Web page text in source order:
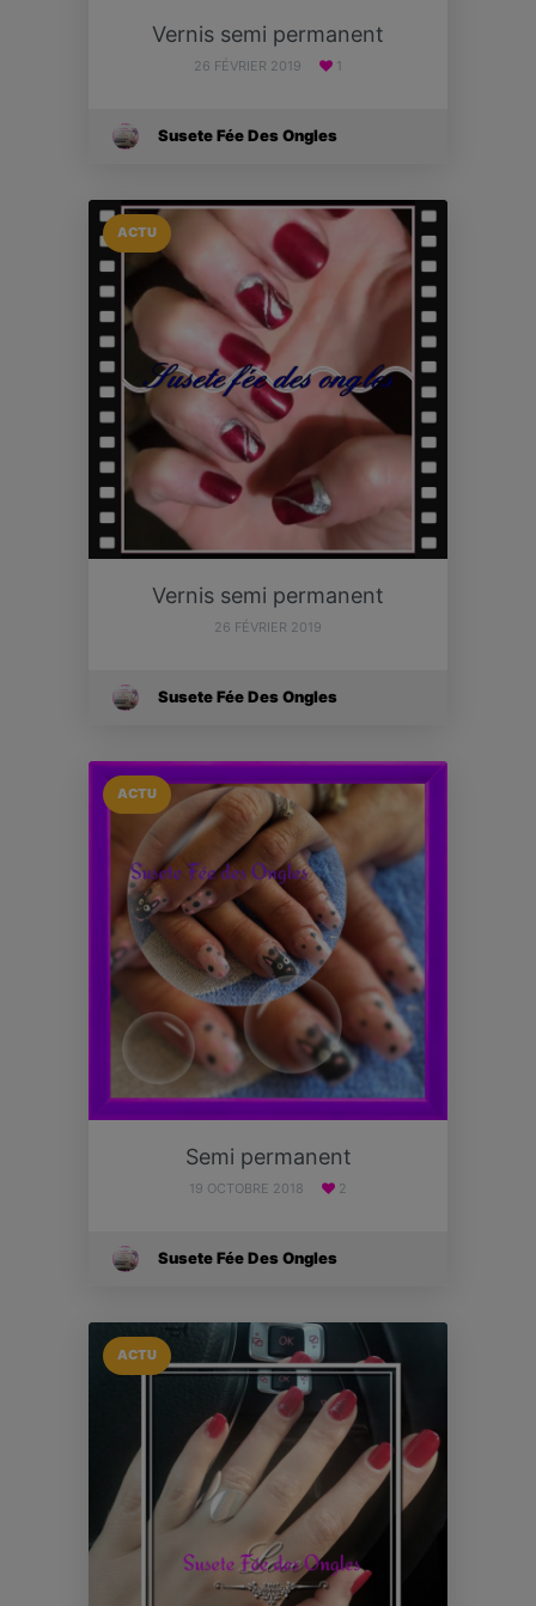
Vernis semi permanent
26 FÉVRIER 2019 1
Susete Fée Des Ongles
ACTU
Vernis semi permanent
26 FÉVRIER 2019
Susete Fée Des Ongles
ACTU
Semi permanent
19 OCTOBRE 2018 2
Susete Fée Des Ongles
ACTU